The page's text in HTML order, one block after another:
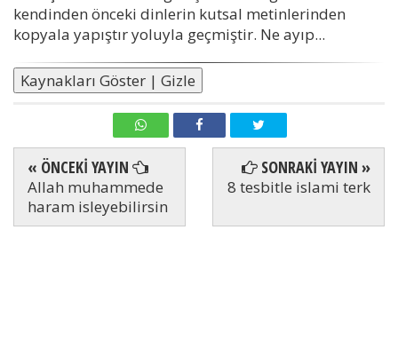
kendinden önceki dinlerin kutsal metinlerinden
kopyala yapıştır yoluyla geçmiştir. Ne ayıp...
Kaynakları Göster | Gizle
« ÖNCEKİ YAYIN
Allah muhammede
haram isleyebilirsin
SONRAKİ YAYIN »
8 tesbitle islami terk